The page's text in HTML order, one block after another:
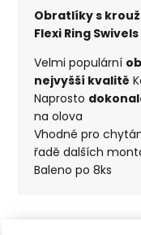
Obratlíky s
Flexi Ring Swivels
Velmi populární
nejvyšší kvalitě
Naprosto
na olova
Vhodné pro
řadě dalších
Baleno po 8ks